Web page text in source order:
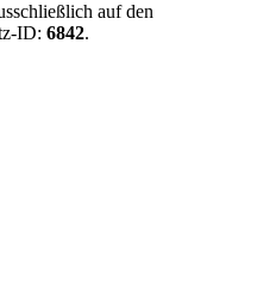
auf den
ID: 6842.